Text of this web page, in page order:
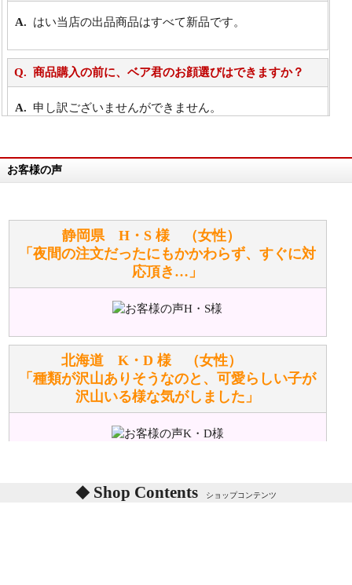
はい当店の出品商品はすべて新品です。
商品購入の前に、ベア君のお顔選びはできますか？
申し訳ございませんができません。
万が一欲しい商品が見つからない場合は、探して取り
お任せください！それは当店が謡っています「おも
てなしの心」で対応させていただきます。
シュタイフのぬいぐるみは洗濯できますか？ ぬいぐ
るみのお手入れ方法を教えてください。
詳しくはこちら をご覧ください。
ぬいぐるみの耳に付いているボタンやタグに、何か意
味などがありますか？
詳しくはこちらをご覧ください。
お客様の声
静岡県 H・S 様 （女性）
「夜間の注文だったにもかかわらず、すぐに対
応頂き…」
北海道 K・D 様 （女性）
「種類が沢山ありそうなのと、可愛らしい子が
沢山いる様な気がしました」
東京都 M・K 様 （女性）
「対応はどちらも丁寧でした。値段と他の融通
Shop Contents ショップコンテンツ